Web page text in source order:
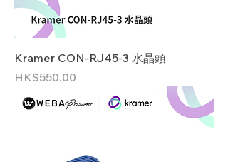
Kramer CON-RJ45-3 水晶頭
價格
HK$550.00